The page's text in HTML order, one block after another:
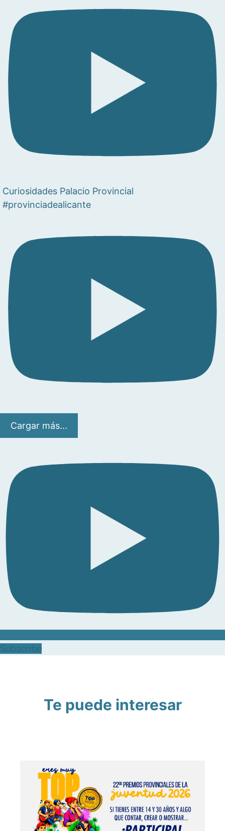
Curiosidades Palacio Provincial
#provinciadealicante
Cargar más...
Te puede interesar